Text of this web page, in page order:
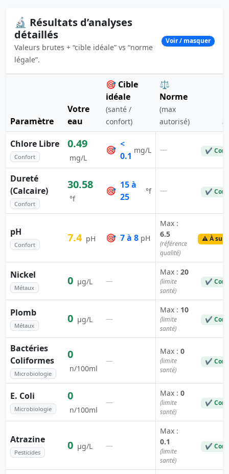
🔬 Résultats d’analyses
détaillés
Valeurs brutes + “cible idéale” vs “norme
légale”.
Voir / masquer
Paramètre
Votre
eau
🎯 Cible
idéale
(santé /
confort)
⚖️
Norme
(max
autorisé)
Chlore Libre
Confort
0.49
mg/L
🎯
<
0.1
mg/L — ✔
Dureté
(Calcaire)
Confort
30.58
°f
🎯
15 à
25
°f — ✔
pH
Confort
7.4 pH 🎯 7 à 8 pH
Max :
6.5
(référence
qualité)
⚠️ À
Nickel
Métaux
0 µg/L —
Max : 20
(limite
santé)
✔
Plomb
Métaux
0 µg/L —
Max : 10
(limite
santé)
✔
Bactéries
Coliformes
Microbiologie
0
n/100ml
—
Max : 0
(limite
santé)
✔
E. Coli
Microbiologie
0
n/100ml
—
Max : 0
(limite
santé)
✔
Atrazine
Pesticides
0 µg/L —
Max :
0.1
(limite
santé)
✔